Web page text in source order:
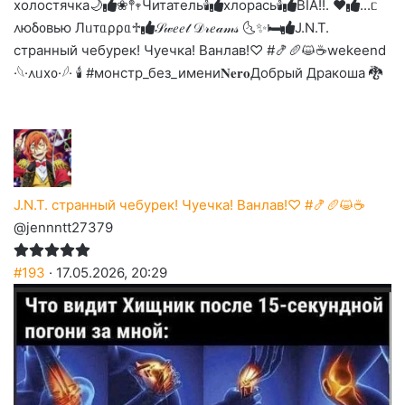
холостячка🌙
❀𖤣𖥧Читатель🕯️ хлорась🕯 BIA!!. ❤︎
...ᥴ
᧘юδ᧐ʙью Лᥙᴛᥲρρᥲ♱
𝒮𝓌𝑒𝑒𝓉 𝒟𝓇𝑒𝒶𝓂𝓈 🌜✨🛏️
J.N.T.
странный чебурек! Чуечка! Ванлав!♡ #🍤🥖😺☕wekeend
·𓆩·᧘ᥙх᧐·𓆪· 🕯 #монстр_без_имени𝐍𝐞𝐫𝐨Добрый Дракоша 🐉
J.N.T. странный чебурек! Чуечка! Ванлав!♡ #🍤🥖😺☕
@jennntt27379
#193 · 17.05.2026, 20:29